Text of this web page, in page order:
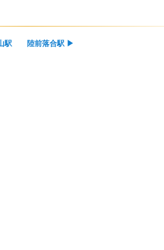
駅 陸前落合駅 ▶